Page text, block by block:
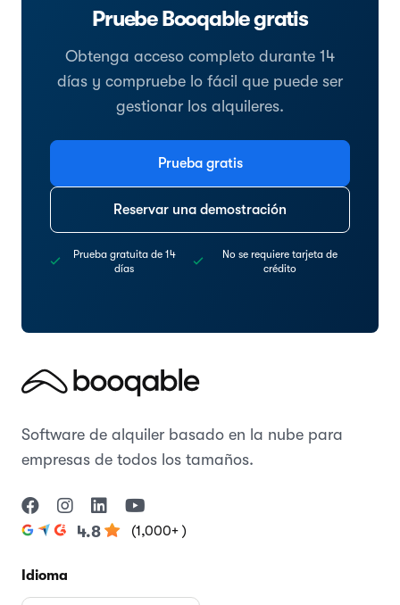
Pruebe Booqable gratis
Obtenga acceso completo durante 14
días y compruebe lo fácil que puede ser
gestionar los alquileres.
Prueba gratis
Reservar una demostración
Prueba gratuita de 14
días
No se requiere tarjeta de
crédito
Software de alquiler basado en la nube para
empresas de todos los tamaños.
4.8 (1,000+ )
Idioma